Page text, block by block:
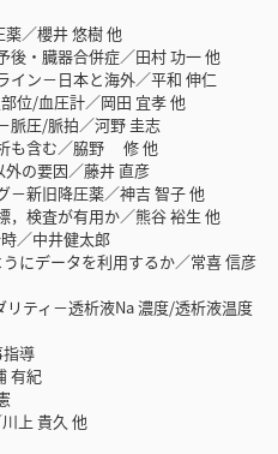
／櫻井 悠樹 他
・臓器合併症／田村 功一 他
ン－日本と海外／平和 伸仁
位/血圧計／岡田 宜孝 他
脈圧/脈拍／河野 圭志
も含む／脇野 修 他
の要因／藤井 直彦
新旧降圧薬／神吉 智子 他
検査が有用か／熊谷 裕生 他
／中井健太郎
にデータを利用するか／常喜 信彦
ティ－透析液Na 濃度/透析液温度
導
有紀
上 貴久 他